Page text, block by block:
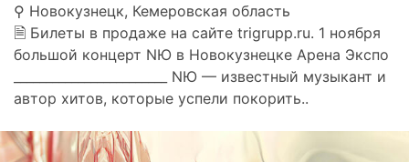
⚲ Новокузнецк, Кемеровская область
🗎 Билеты в продаже на сайте trigrupp.ru. 1 ноября
большой концерт NЮ в Новокузнецке Арена Экспо
________________________ NЮ — известный музыкант и
автор хитов, которые успели покорить..